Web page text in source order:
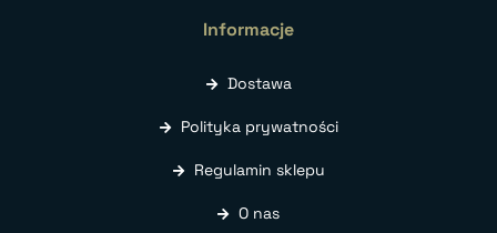
Informacje
Dostawa
Polityka prywatności
Regulamin sklepu
O nas